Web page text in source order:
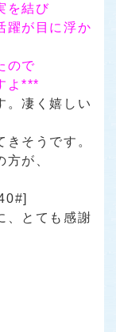
を結び
躍が目に浮か
ので
よ***
。凄く嬉しい
そうです。
が、
、とても感謝